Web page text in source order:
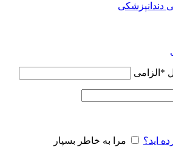
دندانپزشکی
* الزامی
اید؟ مرا به خاطر بسپار